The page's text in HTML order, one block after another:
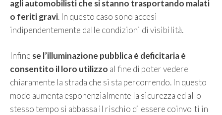
agli automobilisti che si stanno trasportando malati
o feriti gravi. In questo caso sono accesi
indipendentemente dalle condizioni di visibilità.
Infine se l’illuminazione pubblica è deficitaria è
consentito il loro utilizzo al fine di poter vedere
chiaramente la strada che si sta percorrendo. In questo
modo aumenta esponenzialmente la sicurezza ed allo
stesso tempo si abbassa il rischio di essere coinvolti in